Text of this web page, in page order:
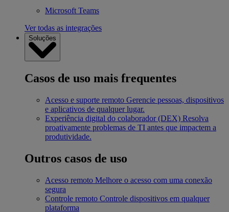
Microsoft Teams
Ver todas as integrações
Soluções
Casos de uso mais frequentes
Acesso e suporte remoto Gerencie pessoas, dispositivos
e aplicativos de qualquer lugar.
Experiência digital do colaborador (DEX) Resolva
proativamente problemas de TI antes que impactem a
produtividade.
Outros casos de uso
Acesso remoto Melhore o acesso com uma conexão
segura
Controle remoto Controle dispositivos em qualquer
plataforma